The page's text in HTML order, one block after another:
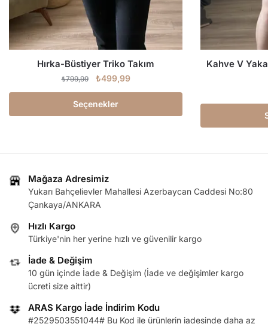
Hırka-Büstiyer Triko Takım
₺799,99 ₺499,99
Seçenekler
Kahve V
Mağaza Adresimiz
Yukarı Bahçelievler Mahallesi Azerbaycan Caddesi No:80
Çankaya/ANKARA
Hızlı Kargo
Türkiye'nin her yerine hızlı ve güvenilir kargo
İade & Değişim
10 gün içinde İade & Değişim (İade ve değişimler kargo
ücreti size aittir)
ARAS Kargo İade İndirim Kodu
#2529503551044# Bu Kod ile ürünlerin iadesinde daha az